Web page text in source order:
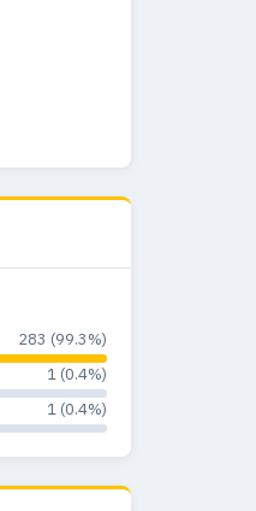
283 (99.3%)
1 (0.4%)
1 (0.4%)